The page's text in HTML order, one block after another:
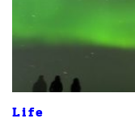
Life
SHARE